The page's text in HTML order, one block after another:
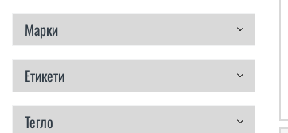
Аксесоари
Консумативи
Ръчни инструменти
Резервни части
Марки
Етикети
Тегло